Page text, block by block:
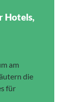
Hotels,
am
die
für